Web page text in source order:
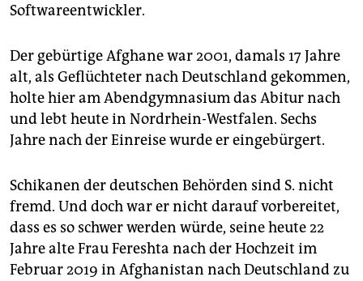
Softwareentwickler.
Der gebürtige Afghane war 2001, damals 17 Jahre
alt, als Geflüchteter nach Deutschland gekommen,
holte hier am Abendgymnasium das Abitur nach
und lebt heute in Nordrhein-Westfalen. Sechs
Jahre nach der Einreise wurde er eingebürgert.
Schikanen der deutschen Behörden sind S. nicht
fremd. Und doch war er nicht darauf vorbereitet,
dass es so schwer werden würde, seine heute 22
Jahre alte Frau Fereshta nach der Hochzeit im
Februar 2019 in Afghanistan nach Deutschland zu